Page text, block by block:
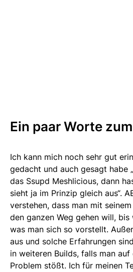
Ein paar Worte
Ich kann mich noch sehr gut
gedacht und auch gesagt habe
das Ssupd Meshlicious, dann
sieht ja im Prinzip gleich aus“.
verstehen, dass man mit
den ganzen Weg gehen will, bis
was man sich so vorstellt.
aus und solche Erfahrungen
in weiteren Builds, falls man auf
Problem stößt. Ich für meinen